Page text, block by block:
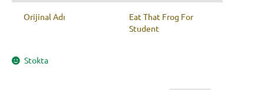
Orijinal Adı
Eat That Frog For
Student
Stokta